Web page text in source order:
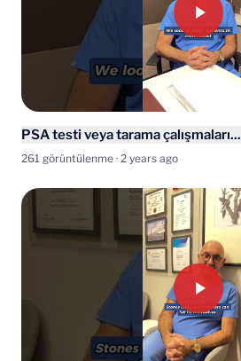
PSA testi veya tarama çalışmaları...
261 görüntülenme · 2 years ago